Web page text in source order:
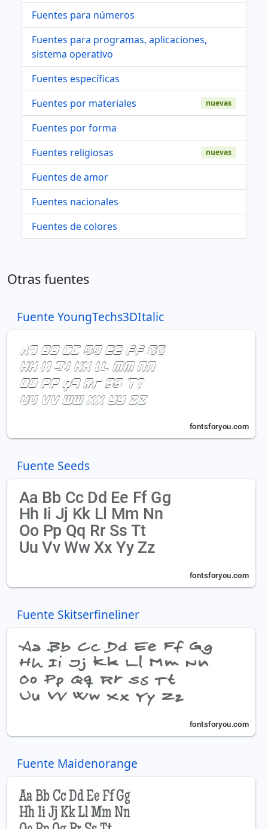
Fuentes para números
Fuentes para programas, aplicaciones,
sistema operativo
Fuentes específicas
Fuentes por materiales
nuevas
Fuentes por forma
Fuentes religiosas
nuevas
Fuentes de amor
Fuentes nacionales
Fuentes de colores
Otras fuentes
Fuente YoungTechs3DItalic
Fuente Seeds
Fuente Skitserfineliner
Fuente Maidenorange